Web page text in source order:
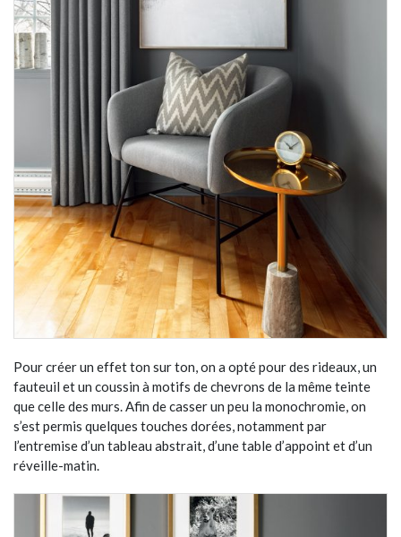
Pour créer un effet ton sur ton, on a opté pour des rideaux, un
fauteuil et un coussin à motifs de chevrons de la même teinte
que celle des murs. Afin de casser un peu la monochromie, on
s’est permis quelques touches dorées, notamment par
l’entremise d’un tableau abstrait, d’une table d’appoint et d’un
réveille-matin.